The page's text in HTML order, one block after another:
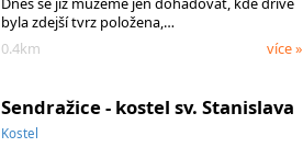
byla zdejší tvrz položena,…
0.4km
více »
Sendražice - kostel sv. Stanislava
Kostel